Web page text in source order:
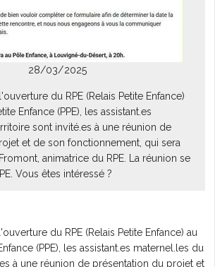
28/03/2025
du RPE (Relais Petite Enfance)
Enfance (PPE), les assistant.es
sont invité.es à une réunion de
et de son fonctionnement, qui sera
animatrice du RPE. La réunion se
Vous êtes intéressé ?
du RPE (Relais Petite Enfance) au
(PPE), les assistant.es maternel.les du
à une réunion de présentation du projet et